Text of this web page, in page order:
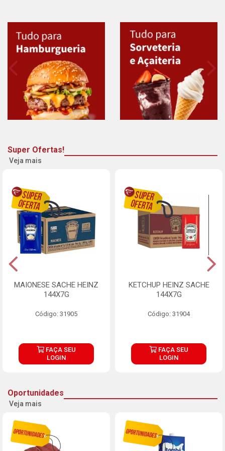
Super Ofertas!
Veja mais
MAIONESE SACHE HEINZ
144X7G
Código: 31905
FAÇA SEU
LOGIN
KETCHUP HEINZ SACHE
144X7G
Código: 31904
FAÇA SEU
LOGIN
Oportunidades
Veja mais